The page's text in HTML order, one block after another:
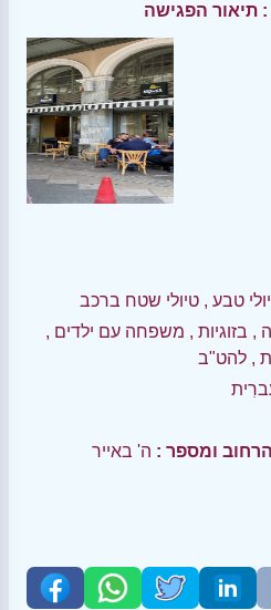
תיאור הפגישה :
טבע , טיולי שטח ברכב
, בזוגיות , משפחה עם ילדים ,
, להט"ב
ומספר :